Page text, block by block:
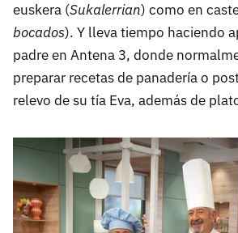
euskera (Sukalerrian) como en
bocados). Y lleva tiempo haciendo
padre en Antena 3, donde
preparar recetas de panadería o
relevo de su tía Eva, además de